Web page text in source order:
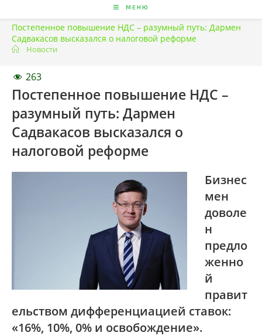
МЕНЮ
Постепенное повышение НДС – разумный путь: Дармен
Садвакасов высказался о налоговой реформе
Новости
263
Постепенное повышение НДС –
разумный путь: Дармен
Садвакасов высказался о
налоговой реформе
Бизнес
мен
доволе
н
предло
женно
й
правит
ельством дифференциацией ставок:
«16%, 10%, 0% и освобождение».